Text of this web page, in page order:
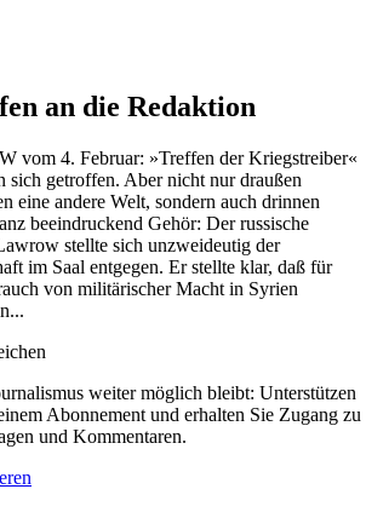
an die Redaktion
vom 4. Februar: »Treffen der Kriegstreiber«
sich getroffen. Aber nicht nur draußen
eine andere Welt, sondern auch drinnen
beeindruckend Gehör: Der russische
stellte sich unzweideutig der
im Saal entgegen. Er stellte klar, daß für
von militärischer Macht in Syrien
weiter möglich bleibt: Unterstützen
Abonnement und erhalten Sie Zugang zu
und Kommentaren.